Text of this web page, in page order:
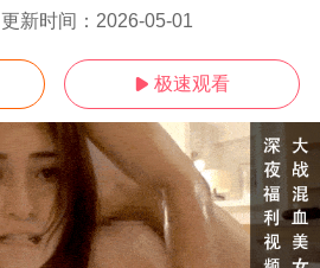
更新时间： 2026-05-01
 极速观看